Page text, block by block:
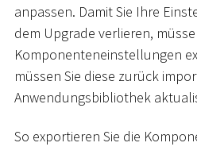
anpassen. Damit Sie Ihre
dem Upgrade verlieren,
Komponenteneinstellungen
müssen Sie diese zurück
Anwendungsbibliothek
So exportieren Sie die